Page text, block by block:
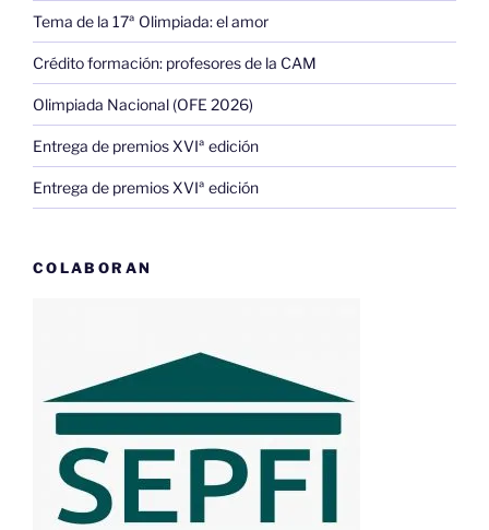
Tema de la 17ª Olimpiada: el amor
Crédito formación: profesores de la CAM
Olimpiada Nacional (OFE 2026)
Entrega de premios XVIª edición
Entrega de premios XVIª edición
COLABORAN